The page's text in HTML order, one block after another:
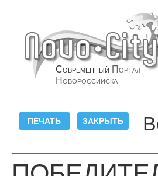
Современный Портал
Новороссийска